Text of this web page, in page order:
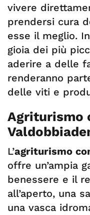
vivere
prendersi cura
esse il meglio.
gioia dei più
aderire a delle
renderanno
delle viti e
Agriturismo
L’agriturismo
offre un’ampia
benessere e il
all’aperto, una
una vasca